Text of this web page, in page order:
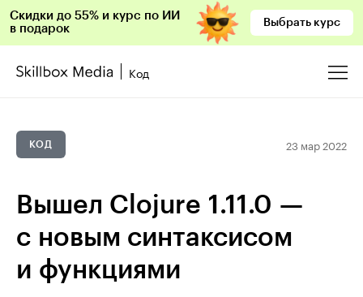
Скидки до 55% и курс по ИИ
в подарок
Выбрать курс
Код
КОД 23 мар 2022
Вышел Clojure 1.11.0 —
с новым синтаксисом
и функциями